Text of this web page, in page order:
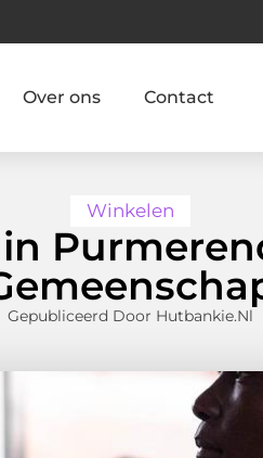
Over ons Contact
Winkelen
Gepubliceerd Door Hutbankie.nl